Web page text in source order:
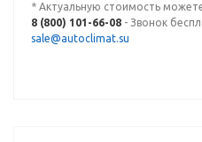
* Актуальную стоимость
8 (800) 101-66-08 - Звонок
sale@autoclimat.su